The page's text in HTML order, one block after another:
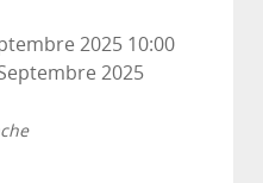
2025 10:00
2025